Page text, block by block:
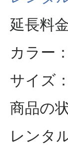
延長料
カラー
サイズ
商品の
レンタ